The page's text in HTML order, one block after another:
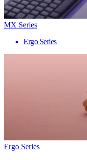
MX Series
Ergo Series
Ergo Series